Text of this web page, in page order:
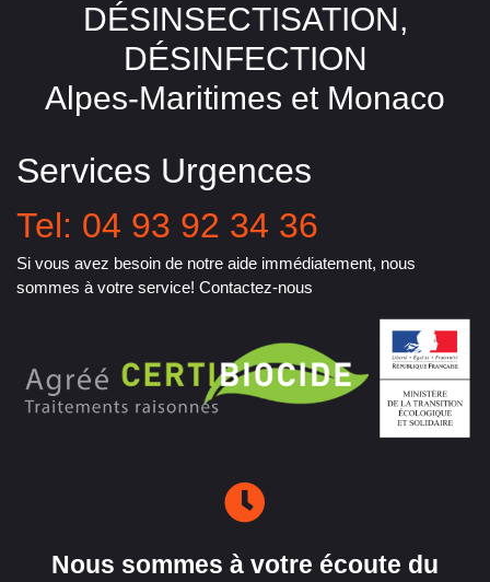
DÉSINSECTISATION,
DÉSINFECTION
Alpes-Maritimes et Monaco
Services Urgences
Tel: 04 93 92 34 36
Si vous avez besoin de notre aide immédiatement, nous
sommes à votre service! Contactez-nous
Nous sommes à votre écoute du